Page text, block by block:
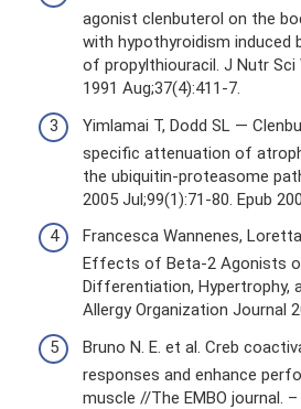
agonist clenbuterol on the
with hypothyroidism induced
of propylthiouracil. J Nutr Sci
1991 Aug;37(4):411-7.
Yimlamai T, Dodd SL —
specific attenuation of
the ubiquitin-proteasome
2005 Jul;99(1):71-80. Epub
Francesca Wannenes,
Effects of Beta-2 Agonists
Differentiation, Hypertrophy,
Allergy Organization Journal
Bruno N. E. et al. Creb
responses and enhance
muscle //The EMBO journal.